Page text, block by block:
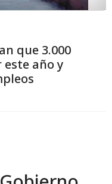
que 3.000
año y